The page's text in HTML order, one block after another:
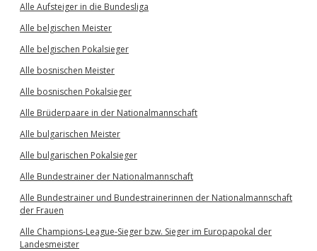
Alle Aufsteiger in die Bundesliga
Alle belgischen Meister
Alle belgischen Pokalsieger
Alle bosnischen Meister
Alle bosnischen Pokalsieger
Alle Brüderpaare in der Nationalmannschaft
Alle bulgarischen Meister
Alle bulgarischen Pokalsieger
Alle Bundestrainer der Nationalmannschaft
Alle Bundestrainer und Bundestrainerinnen der Nationalmannschaft
der Frauen
Alle Champions-League-Sieger bzw. Sieger im Europapokal der
Landesmeister